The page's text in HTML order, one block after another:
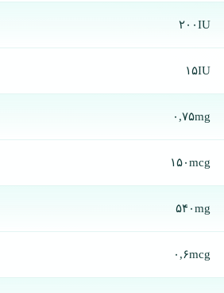
۲۰۰IU
۱۵IU
۰,۷۵mg
۱۵۰mcg
۵۴۰mg
۰,۶mcg